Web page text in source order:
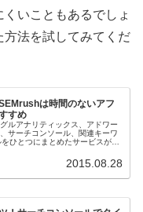
いこともあるでしょ
方法を試してみてくだ
は時間のないアフ
すめ
ルアナリティックス、アドワー
サーチコンソール、関連キーワ
ひとつにまとめたサービスがつ
...
2015.08.28